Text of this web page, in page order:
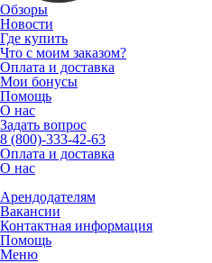
Обзоры
Новости
Где купить
Что с моим заказом?
Оплата и доставка
Мои бонусы
Помощь
О нас
Задать вопрос
8 (800)-333-42-63
Оплата и доставка
О нас
Арендодателям
Вакансии
Контактная информация
Помощь
Меню